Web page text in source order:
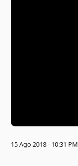
15 Ago 2018 - 10:31 PM